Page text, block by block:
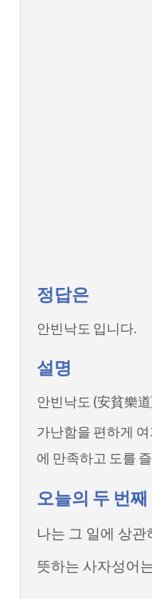
정답은
안빈낙도 입니다.
설명
안빈낙도 (安貧樂
가난함을 편하게
에 만족하고 도를
오늘의 두 번째
나는 그 일에 상관
뜻하는 사자성어